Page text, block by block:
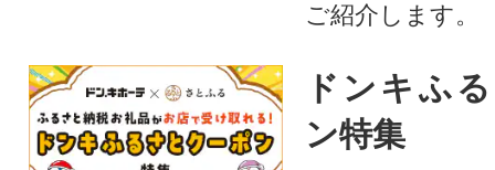
ご紹介します。
ドンキふ
ン特集